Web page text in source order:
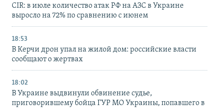
CIR: в июле количество атак РФ на АЗС в Украине
выросло на 72% по сравнению с июнем
18:53
В Керчи дрон упал на жилой дом: российские власти
сообщают о жертвах
18:02
В Украине выдвинули обвинение судье,
приговорившему бойца ГУР МО Украины, попавшего в